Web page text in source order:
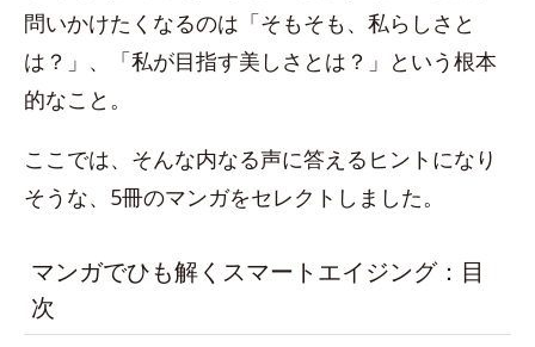
問いかけたくなるのは「そもそも、私らしさと
は？」、「私が目指す美しさとは？」という根本
的なこと。
ここでは、そんな内なる声に答えるヒントになり
そうな、5冊のマンガをセレクトしました。
マンガでひも解くスマートエイジング：目
次